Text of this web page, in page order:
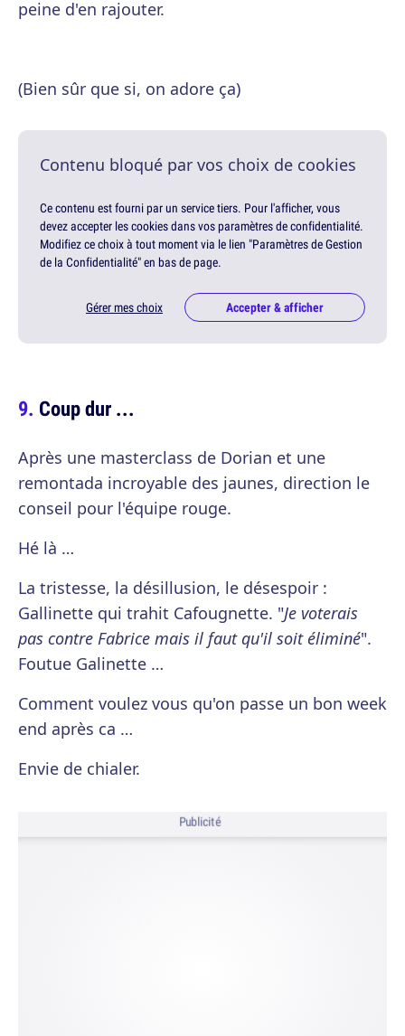
peine d'en rajouter.
(Bien sûr que si, on adore ça)
Contenu bloqué par vos choix de cookies
Ce contenu est fourni par un service tiers. Pour l'afficher, vous
devez accepter les cookies dans vos paramètres de confidentialité.
Modifiez ce choix à tout moment via le lien "Paramètres de Gestion
de la Confidentialité" en bas de page.
Gérer mes choix Accepter & afficher
Coup dur ...
Après une masterclass de Dorian et une
remontada incroyable des jaunes, direction le
conseil pour l'équipe rouge.
Hé là …
La tristesse, la désillusion, le désespoir :
Gallinette qui trahit Cafougnette. "Je voterais
pas contre Fabrice mais il faut qu'il soit éliminé".
Foutue Galinette …
Comment voulez vous qu'on passe un bon week
end après ca …
Envie de chialer.
Publicité